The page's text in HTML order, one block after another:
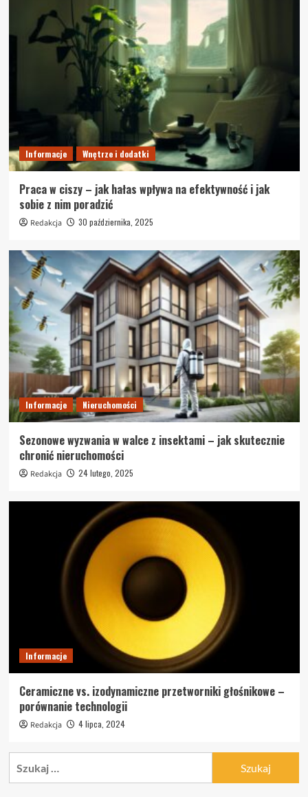
Informacje Wnętrze i dodatki
Praca w ciszy – jak hałas wpływa na efektywność i jak
sobie z nim poradzić
Redakcja 30 października, 2025
Informacje Nieruchomości
Sezonowe wyzwania w walce z insektami – jak skutecznie
chronić nieruchomości
Redakcja 24 lutego, 2025
Informacje
Ceramiczne vs. izodynamiczne przetworniki głośnikowe –
porównanie technologii
Redakcja 4 lipca, 2024